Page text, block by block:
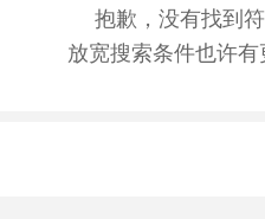
抱歉，没有找到
放宽搜索条件也许